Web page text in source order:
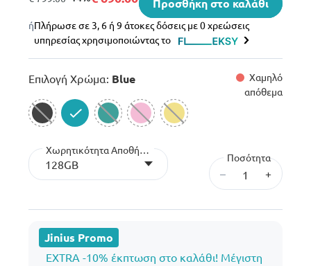
Προσθήκη στο καλάθι
ήΠλήρωσε σε 3, 6 ή 9 άτοκες δόσεις με 0 χρεώσεις
υπηρεσίας χρησιμοποιώντας το
Επιλογή Χρώμα: Blue
Χαμηλό
απόθεμα
Χωρητικότητα Αποθήκευσης
128GB
Ποσότητα
– +
Jinius Promo
EXTRA -10% έκπτωση στο καλάθι! Μέγιστη